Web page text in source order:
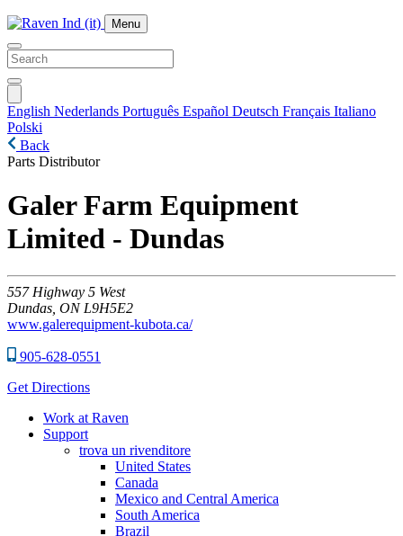
Menu
English Nederlands Português Español Deutsch Français Italiano
Polski
Back
Parts Distributor
Galer Farm Equipment
Limited - Dundas
557 Highway 5 West
Dundas, ON L9H5E2
www.galerequipment-kubota.ca/
905-628-0551
Get Directions
Work at Raven
Support
trova un rivenditore
United States
Canada
Mexico and Central America
South America
Brazil